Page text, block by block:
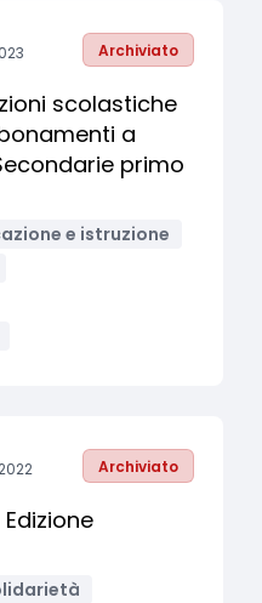
Archiviato
scolastiche
a
primo
e istruzione
Archiviato